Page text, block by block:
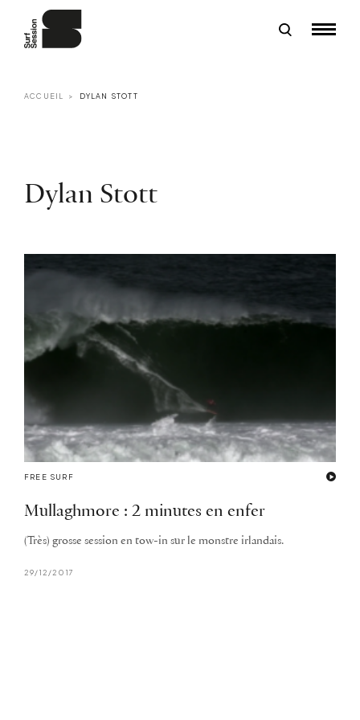
ACCUEIL DYLAN STOTT
Dylan Stott
FREE SURF
Mullaghmore : 2 minutes en enfer
(Très) grosse session en tow-in sur le monstre irlandais.
29/12/2017